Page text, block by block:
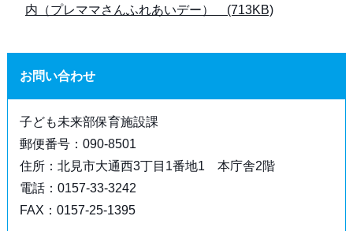
内（プレママさんふれあいデー） (713KB)
お問い合わせ
子ども未来部保育施設課
郵便番号：090-8501
住所：北見市大通西3丁目1番地1 本庁舎2階
電話：0157-33-3242
FAX：0157-25-1395